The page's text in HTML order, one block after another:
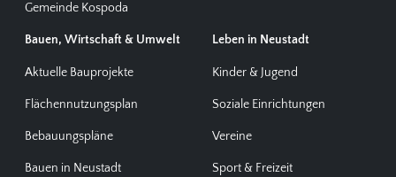
Gemeinde Kospoda
Bauen, Wirtschaft & Umwelt
Aktuelle Bauprojekte
Flächennutzungsplan
Bebauungspläne
Bauen in Neustadt
Leben in Neustadt
Kinder & Jugend
Soziale Einrichtungen
Vereine
Sport & Freizeit